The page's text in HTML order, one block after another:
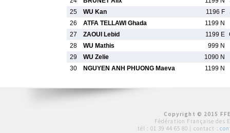
25
WU Kan 1196 F
26
ATFA TELLAWI Ghada
1199 N
27
ZAOUI Lebid 1199 E
28
WU Mathis 999 N
29
WU Zelie
1090 N
30
NGUYEN ANH PHUONG Maeva 1199 N
Copyright © 2015
Fédération Française des
tél : 01 39 44 65 80 | contact :